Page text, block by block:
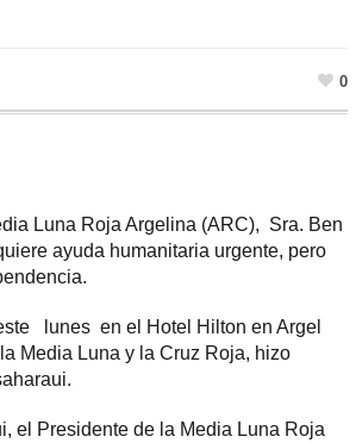
0
Luna Roja Argelina (ARC), Sra. Ben
ayuda humanitaria urgente, pero
lunes en el Hotel Hilton en Argel
Media Luna y la Cruz Roja, hizo
el Presidente de la Media Luna Roja